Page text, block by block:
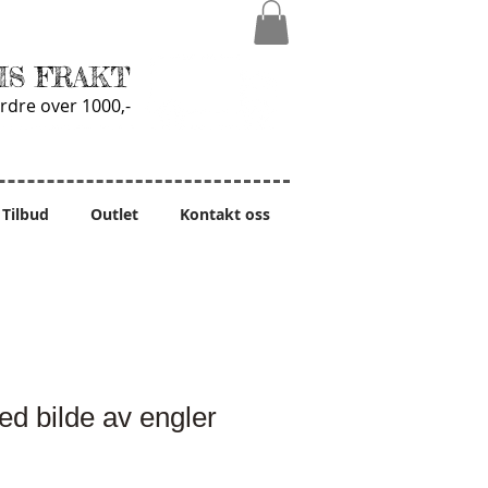
FRAKT
over 1000,-
Tilbud Outlet Kontakt oss
bilde av engler